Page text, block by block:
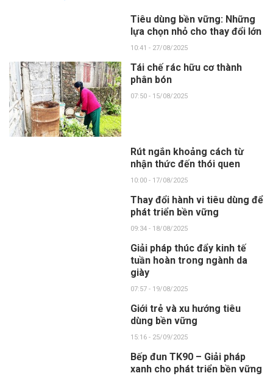
Tiêu dùng bền vững: Những
lựa chọn nhỏ cho thay đổi lớn
10:41 - 27/08/2025
Tái chế rác hữu cơ thành
phân bón
07:50 - 15/08/2025
Rút ngắn khoảng cách từ
nhận thức đến thói quen
10:00 - 17/08/2025
Thay đổi hành vi tiêu dùng để
phát triển bền vững
09:34 - 18/08/2025
Giải pháp thúc đẩy kinh tế
tuần hoàn trong ngành da
giày
07:57 - 19/08/2025
Giới trẻ và xu hướng tiêu
dùng bền vững
15:16 - 25/09/2025
Bếp đun TK90 – Giải pháp
xanh cho phát triển bền vững